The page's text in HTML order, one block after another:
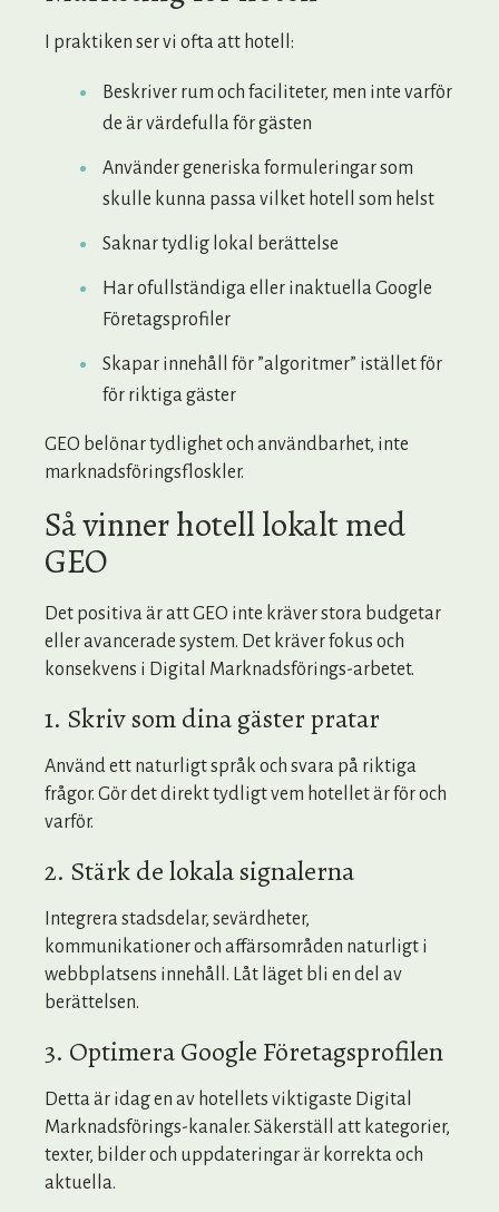
I praktiken ser vi ofta att hotell:
Beskriver rum och faciliteter, men inte varför
de är värdefulla för gästen
Använder generiska formuleringar som
skulle kunna passa vilket hotell som helst
Saknar tydlig lokal berättelse
Har ofullständiga eller inaktuella Google
Företagsprofiler
Skapar innehåll för ”algoritmer” istället för
för riktiga gäster
GEO belönar tydlighet och användbarhet, inte
marknadsföringsfloskler.
Så vinner hotell lokalt med
GEO
Det positiva är att GEO inte kräver stora budgetar
eller avancerade system. Det kräver fokus och
konsekvens i Digital Marknadsförings-arbetet.
1. Skriv som dina gäster pratar
Använd ett naturligt språk och svara på riktiga
frågor. Gör det direkt tydligt vem hotellet är för och
varför.
2. Stärk de lokala signalerna
Integrera stadsdelar, sevärdheter,
kommunikationer och affärsområden naturligt i
webbplatsens innehåll. Låt läget bli en del av
berättelsen.
3. Optimera Google Företagsprofilen
Detta är idag en av hotellets viktigaste Digital
Marknadsförings-kanaler. Säkerställ att kategorier,
texter, bilder och uppdateringar är korrekta och
aktuella.